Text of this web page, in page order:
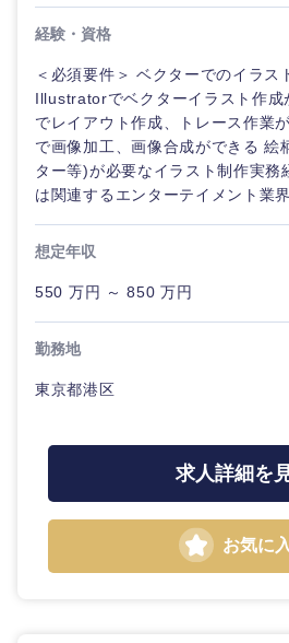
経験・資格
＜必須要件＞ ベクターでのイラス
Illustratorでベクターイラスト作
でレイアウト作成、トレース作業
で画像加工、画像合成ができる 絵
ター等)が必要なイラスト制作実務
は関連するエンターテイメント業
想定年収
550 万円 ～ 850 万円
勤務地
東京都港区
求人詳細を
お気に